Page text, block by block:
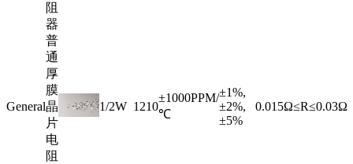
阻
器
General
普
通
厚
膜
晶
片
电
阻
1/2W 1210
±1000PPM/
℃
±1%,
±2%,
±5%
0.015Ω≤R≤0.03Ω